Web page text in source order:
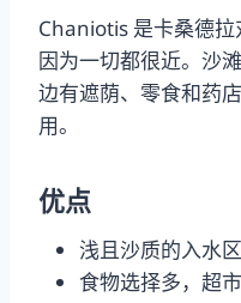
Chaniotis 是卡桑德拉
因为一切都很近。沙
边有遮荫、零食和药
用。
优点
浅且沙质的入水
食物选择多，超